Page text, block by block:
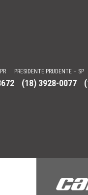
PRESIDENTE PRUDENTE – SP
(18) 3928-0077